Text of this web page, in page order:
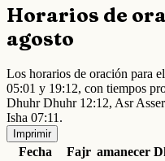
Horarios de
agosto
Los horarios de oración para
05:01 y 19:12, con tiempos
Dhuhr Dhuhr 12:12, Asr
Isha 07:11.
Imprimir
Fecha Fajr amanecer